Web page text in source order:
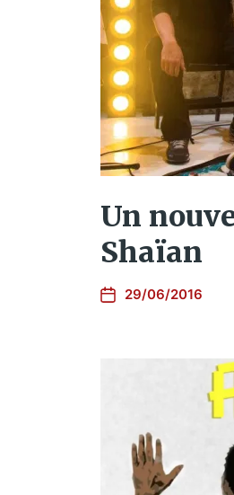
Un
Shaïan
29/06/2016